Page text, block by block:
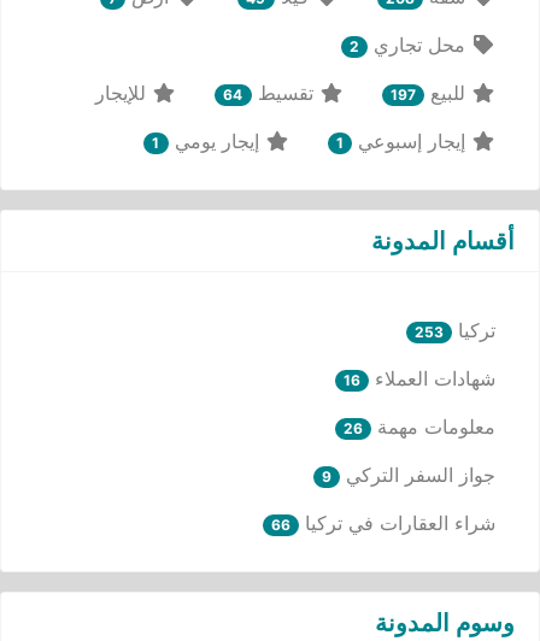
محل تجاري 2
للبيع 197 تقسيط 64
للإيجار
إيجار إسبوعي
1 إيجار يومي 1
أقسام المدونة
تركيا 253
شهادات العملاء 16
معلومات مهمة 26
جواز السفر التركي 9
شراء العقارات في تركيا 66
وسوم المدونة